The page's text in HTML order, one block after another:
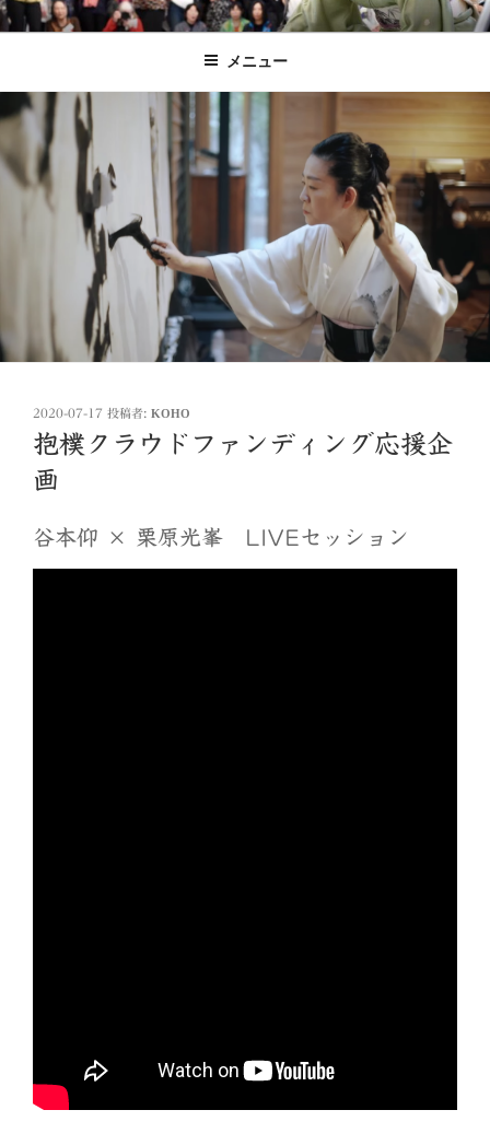
コ
ン
ン
ツ
ス
書家 光峯 CALLIGRAPHE KOHO
Calligraphe KOHO
メニュー
投
稿
日:
2020-07-17 投稿者: KOHO
抱樸クラウドファンディング応援企
画
谷本仰 × 栗原光峯 LIVEセッション